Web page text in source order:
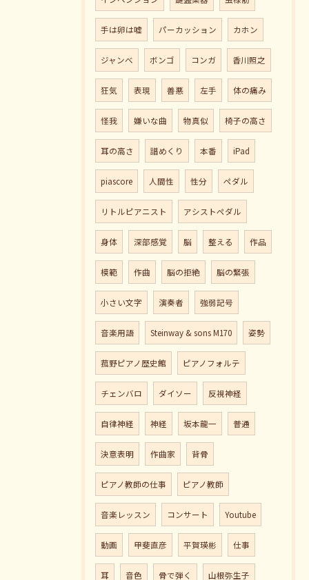
手は卵は嘘 パーカッション カホン
ジャンべ ボンゴ コンガ 香川照之
狂気 表現 善悪 左手 体の痛み
怪我 嫌いな曲 物真似 椅子の高さ
耳の高さ 譜めくり 本番 iPad
piascore 人間性 性分 ペダル
リトルピアニスト アシストペダル
身体 深部感覚 脳 整える 作品
模範 作曲 脳の拒絶 脳の緊張
小さい文字 演奏者 強弱記号
音楽用語 Steinway & sons M170 姿勢
菰野ピアノ歴史館 ピアノフォルテ
チェンバロ ダイソー 反視神経
自律神経 神経 坂本龍一 普通
決意表明 作曲家 背骨
ピアノ教師の仕事 ピアノ教師
音楽レッスン コンサート Youtube
動画 甲斐直彦 平賀瑛彬 仕事
耳 音色 骨で弾く 山根弥生子